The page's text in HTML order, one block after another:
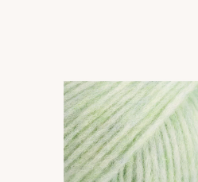
hvězdiček.